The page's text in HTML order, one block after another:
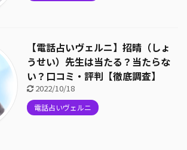
【電話占いヴェルニ】招晴（しょ
うせい）先生は当たる？当たらな
い？口コミ・評判【徹底調査】
2022/10/18
電話占いヴェルニ